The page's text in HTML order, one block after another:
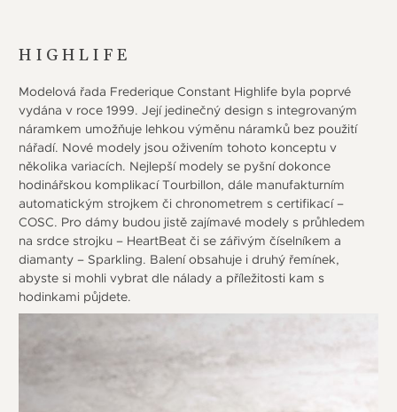
HIGHLIFE
Modelová řada Frederique Constant Highlife byla poprvé
vydána v roce 1999. Její jedinečný design s integrovaným
náramkem umožňuje lehkou výměnu náramků bez použití
nářadí. Nové modely jsou oživením tohoto konceptu v
několika variacích. Nejlepší modely se pyšní dokonce
hodinářskou komplikací Tourbillon, dále manufakturním
automatickým strojkem či chronometrem s certifikací –
COSC. Pro dámy budou jistě zajímavé modely s průhledem
na srdce strojku – HeartBeat či se zářivým číselníkem a
diamanty – Sparkling. Balení obsahuje i druhý řemínek,
abyste si mohli vybrat dle nálady a příležitosti kam s
hodinkami půjdete.